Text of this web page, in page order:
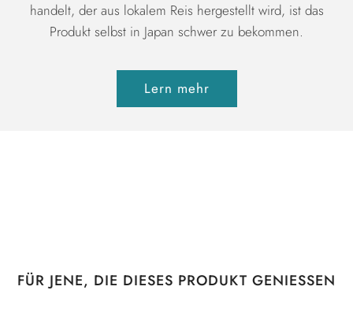
handelt, der aus lokalem Reis hergestellt wird, ist das
Produkt selbst in Japan schwer zu bekommen.
Lern mehr
FÜR JENE, DIE DIESES PRODUKT GENIESSEN